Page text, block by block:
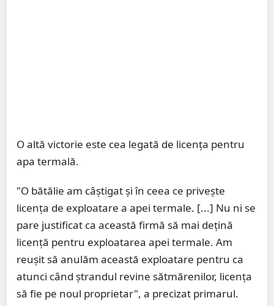
O altă victorie este cea legată de licența pentru
apa termală.
"O bătălie am câștigat și în ceea ce privește
licența de exploatare a apei termale. [...] Nu ni se
pare justificat ca această firmă să mai dețină
licență pentru exploatarea apei termale. Am
reușit să anulăm această exploatare pentru ca
atunci când ștrandul revine sătmărenilor, licența
să fie pe noul proprietar", a precizat primarul.